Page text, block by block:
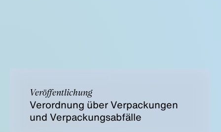
Veröffentlichung
Verordnung über Verpackungen
und Verpackungsabfälle